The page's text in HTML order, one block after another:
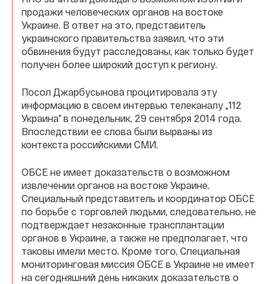
продажи человеческих органов на востоке
Украине. В ответ на это, представитель
украинского правительства заявил, что эти
обвинения будут расследованы, как только будет
получен более широкий доступ к региону.
Посол Джарбусынова процитировала эту
информацию в своем интервью телеканалу „112
Украина” в понедельник, 29 сентября 2014 года.
Впоследствии ее слова были вырваны из
контекста российскими СМИ.
ОБСЕ не имеет доказательств о возможном
извлечении органов на востоке Украине.
Специальный представитель и координатор ОБСЕ
по борьбе с торговлей людьми, следовательно, не
подтверждает незаконные трансплантации
органов в Украине, а также не предполагает, что
таковы имели место. Кроме того, Специальная
мониторинговая миссия ОБСЕ в Украине не имеет
на сегодняшний день никаких доказательств о